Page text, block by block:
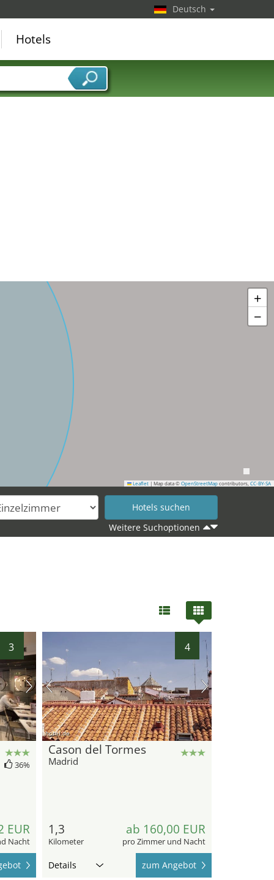
+
−
Leaflet | Map data © OpenStreetMap contributors, CC-BY-SA
Weitere Suchoptionen
3
36%
EUR
Nacht
4
hotel.de
Cason del Tormes
Madrid
1,3
Kilometer
ab 160,00 EUR
pro Zimmer und Nacht
Details zum Angebot
Deutsch
Hotels